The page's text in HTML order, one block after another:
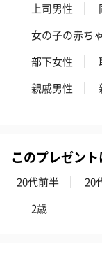
上司男性
女の子の赤ち
部下女性
親戚男性
このプレゼン
20代前半 20
2歳